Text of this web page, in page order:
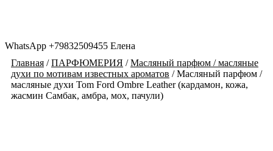
WhatsApp +79832509455 Елена
Главная /ПАРФЮМЕРИЯ /Масляный парфюм / масляные
духи по мотивам известных ароматов /Масляный парфюм /
масляные духи Tom Ford Ombre Leather (кардамон, кожа,
жасмин Самбак, амбра, мох, пачули)